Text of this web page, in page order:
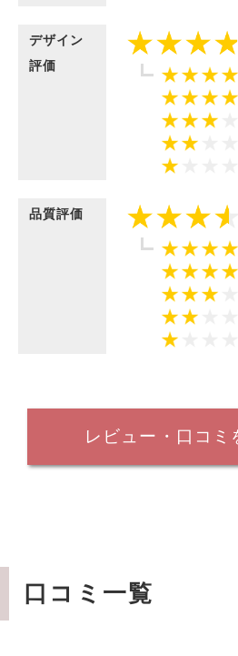
デザイン
評価
品質評価
レビュー・口コミ
口コミ一覧